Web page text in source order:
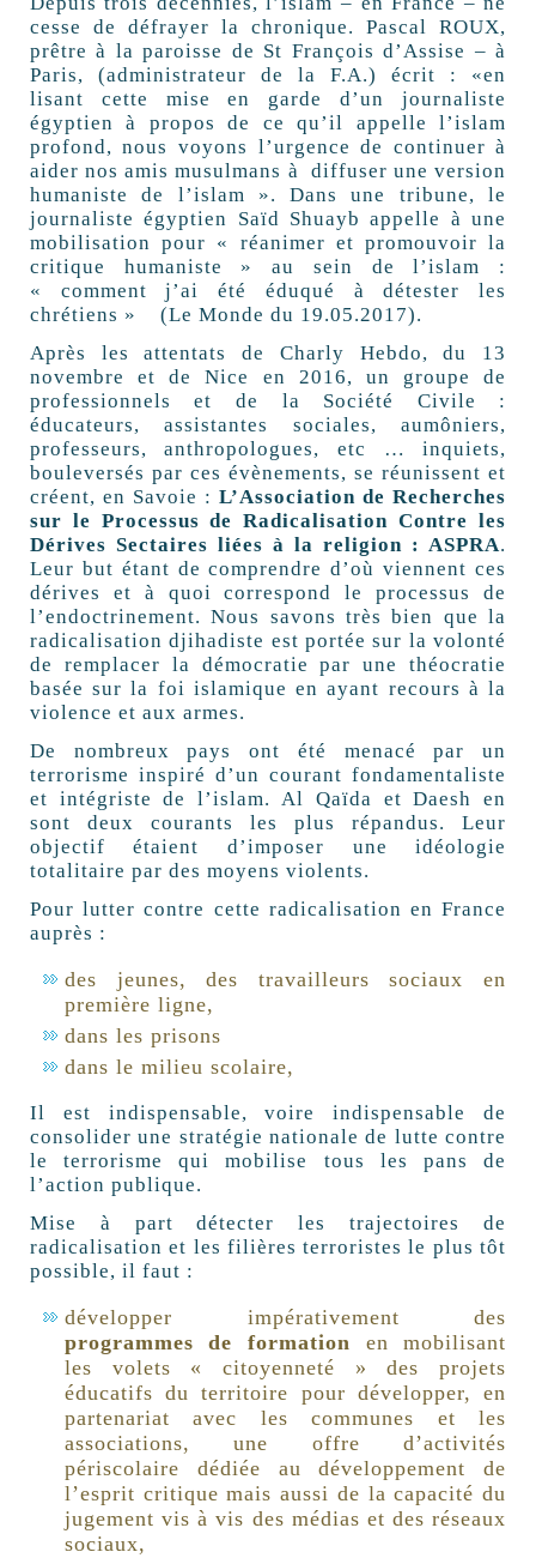
cesse de défrayer la chronique. Pascal ROUX,
prêtre à la paroisse de St François d’Assise – à
Paris, (administrateur de la F.A.) écrit : «en
lisant cette mise en garde d’un journaliste
égyptien à propos de ce qu’il appelle l’islam
profond, nous voyons l’urgence de continuer à
aider nos amis musulmans à diffuser une version
humaniste de l’islam ». Dans une tribune, le
journaliste égyptien Saïd Shuayb appelle à une
mobilisation pour « réanimer et promouvoir la
critique humaniste » au sein de l’islam :
« comment j’ai été éduqué à détester les
chrétiens » (Le Monde du 19.05.2017).
Après les attentats de Charly Hebdo, du 13
novembre et de Nice en 2016, un groupe de
professionnels et de la Société Civile :
éducateurs, assistantes sociales, aumôniers,
professeurs, anthropologues, etc … inquiets,
bouleversés par ces évènements, se réunissent et
créent, en Savoie :L’Association de Recherches
sur le Processus de Radicalisation Contre les
Dérives Sectaires liées à la religion : ASPRA.
Leur but étant de comprendre d’où viennent ces
dérives et à quoi correspond le processus de
l’endoctrinement. Nous savons très bien que la
radicalisation djihadiste est portée sur la volonté
de remplacer la démocratie par une théocratie
basée sur la foi islamique en ayant recours à la
violence et aux armes.
De nombreux pays ont été menacé par un
terrorisme inspiré d’un courant fondamentaliste
et intégriste de l’islam. Al Qaïda et Daesh en
sont deux courants les plus répandus. Leur
objectif étaient d’imposer une idéologie
totalitaire par des moyens violents.
Pour lutter contre cette radicalisation en France
auprès :
des jeunes, des travailleurs sociaux en
première ligne,
dans les prisons
dans le milieu scolaire,
Il est indispensable, voire indispensable de
consolider une stratégie nationale de lutte contre
le terrorisme qui mobilise tous les pans de
l’action publique.
Mise à part détecter les trajectoires de
radicalisation et les filières terroristes le plus tôt
possible, il faut :
développer impérativement des
programmes de formation en mobilisant
les volets « citoyenneté » des projets
éducatifs du territoire pour développer, en
partenariat avec les communes et les
associations, une offre d’activités
périscolaire dédiée au développement de
l’esprit critique mais aussi de la capacité du
jugement vis à vis des médias et des réseaux
sociaux,